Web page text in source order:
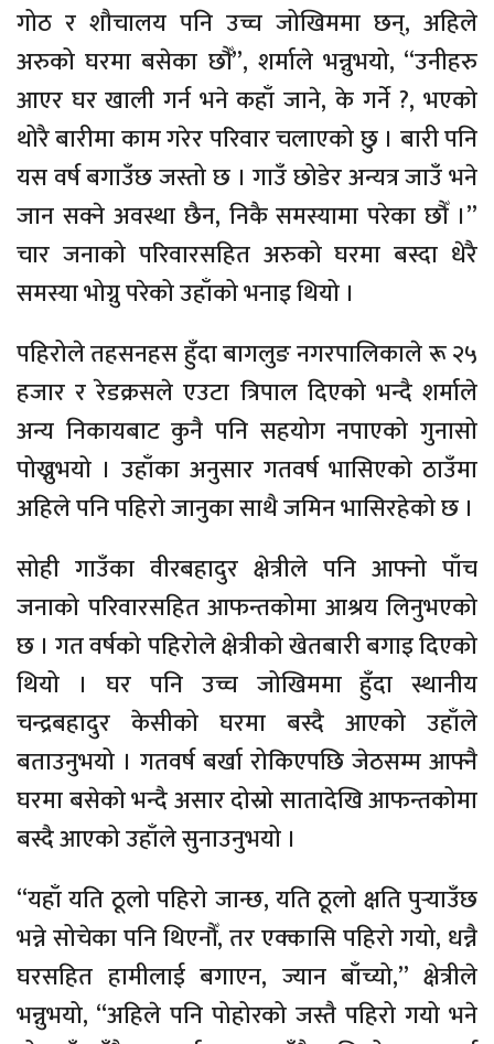
गोठ र शौचालय पनि उच्च जोखिममा छन्, अहिले
अरुको घरमा बसेका छौँ”, शर्माले भन्नुभयो, “उनीहरु
आएर घर खाली गर्न भने कहाँ जाने, के गर्ने ?, भएको
थोरै बारीमा काम गरेर परिवार चलाएको छु । बारी पनि
यस वर्ष बगाउँछ जस्तो छ । गाउँ छोडेर अन्यत्र जाउँ भने
जान सक्ने अवस्था छैन, निकै समस्यामा परेका छौँ ।”
चार जनाको परिवारसहित अरुको घरमा बस्दा धेरै
समस्या भोग्नु परेको उहाँको भनाइ थियो ।
पहिरोले तहसनहस हुँदा बागलुङ नगरपालिकाले रू २५
हजार र रेडक्रसले एउटा त्रिपाल दिएको भन्दै शर्माले
अन्य निकायबाट कुनै पनि सहयोग नपाएको गुनासो
पोख्नुभयो । उहाँका अनुसार गतवर्ष भासिएको ठाउँमा
अहिले पनि पहिरो जानुका साथै जमिन भासिरहेको छ ।
सोही गाउँका वीरबहादुर क्षेत्रीले पनि आफ्नो पाँच
जनाको परिवारसहित आफन्तकोमा आश्रय लिनुभएको
छ । गत वर्षको पहिरोले क्षेत्रीको खेतबारी बगाइ दिएको
थियो । घर पनि उच्च जोखिममा हुँदा स्थानीय
चन्द्रबहादुर केसीको घरमा बस्दै आएको उहाँले
बताउनुभयो । गतवर्ष बर्खा रोकिएपछि जेठसम्म आफ्नै
घरमा बसेको भन्दै असार दोस्रो सातादेखि आफन्तकोमा
बस्दै आएको उहाँले सुनाउनुभयो ।
“यहाँ यति ठूलो पहिरो जान्छ, यति ठूलो क्षति पुर्‍याउँछ
भन्ने सोचेका पनि थिएनौँ, तर एक्कासि पहिरो गयो, धन्नै
घरसहित हामीलाई बगाएन, ज्यान बाँच्यो,” क्षेत्रीले
भन्नुभयो, “अहिले पनि पोहोरको जस्तै पहिरो गयो भने